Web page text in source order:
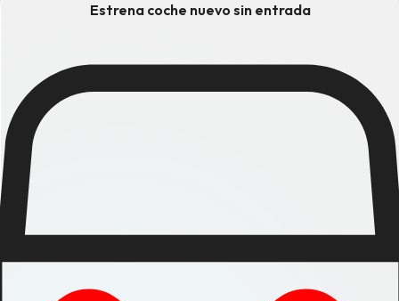
Estrena coche nuevo sin entrada